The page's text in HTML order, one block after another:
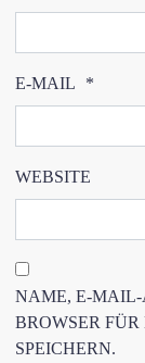
E-MAIL *
WEBSITE
NAME, E-MAIL-
BROWSER
SPEICHERN.